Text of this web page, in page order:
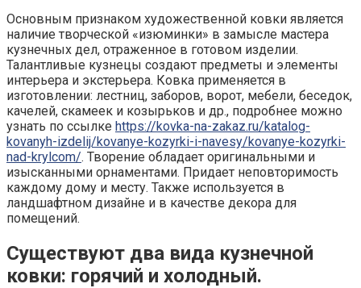
Основным признаком художественной ковки является
наличие творческой «изюминки» в замысле мастера
кузнечных дел, отраженное в готовом изделии.
Талантливые кузнецы создают предметы и элементы
интерьера и экстерьера. Ковка применяется в
изготовлении: лестниц, заборов, ворот, мебели, беседок,
качелей, скамеек и козырьков и др., подробнее можно
узнать по ссылке https://kovka-na-zakaz.ru/katalog-
kovanyh-izdelij/kovanye-kozyrki-i-navesy/kovanye-kozyrki-
nad-krylcom/. Творение обладает оригинальными и
изысканными орнаментами. Придает неповторимость
каждому дому и месту. Также используется в
ландшафтном дизайне и в качестве декора для
помещений.
Существуют два вида кузнечной
ковки: горячий и холодный.